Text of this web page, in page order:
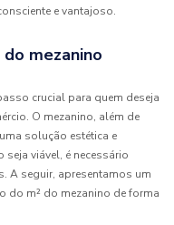
e vantajoso.
mezanino
crucial para quem deseja
O mezanino, além de
solução estética e
viável, é necessário
A seguir, apresentamos um
do m² do mezanino de forma